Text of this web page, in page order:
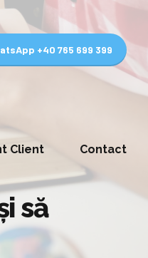
+40 765 699 399
Client Contact
să